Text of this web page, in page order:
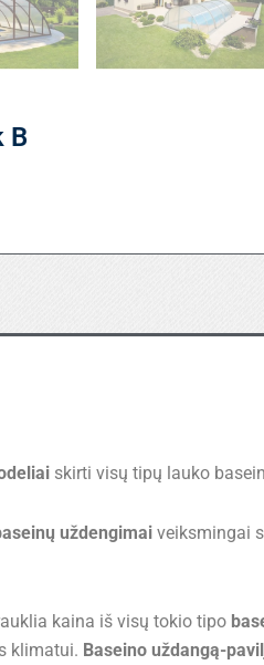
B
skirti visų tipų lauko
uždengimai veiksmingai
kaina iš visų tokio tipo
klimatui. Baseino uždangą-